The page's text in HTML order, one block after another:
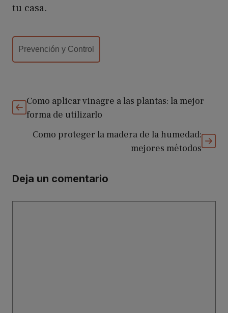
tu casa.
Categorías
Prevención y Control
Como aplicar vinagre a las plantas: la mejor
forma de utilizarlo
Como proteger la madera de la humedad:
mejores métodos
Deja un comentario